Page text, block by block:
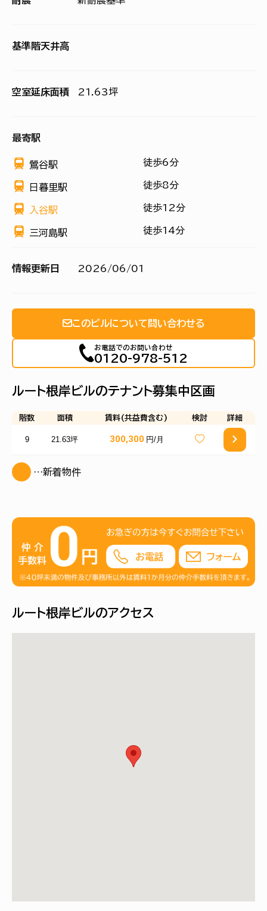
基準階天井高
空室延床面積 21.63坪
最寄駅
鶯谷駅 徒歩6分
日暮里駅 徒歩8分
入谷駅 徒歩12分
三河島駅 徒歩14分
情報更新日 2026/06/01
このビルについて問い合わせる
お電話でのお問い合わせ
0120-978-512
ルート根岸ビルのテナント募集中区画
階数 面積 賃料(共益費含む) 検討 詳細
9 21.63坪 300,300 円/月
…新着物件
ルート根岸ビルのアクセス